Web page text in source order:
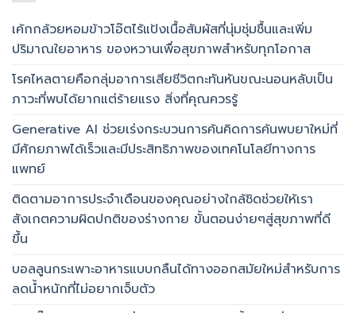
เค้กกล้วยหอมข้าวโอ๊ตไร้แป้งเนื้อสัมผัสที่นุ่มชุ่มชื้นและเพิ่ม
ปริมาณใยอาหาร ของหวานเพื่อสุขภาพสำหรับทุกโอกาส
โรคไหลตายคือกลุ่มอาการเสียชีวิตกะทันหันขณะนอนหลับเป็น
ภาวะที่พบได้ยากแต่ร้ายแรง สิ่งที่คุณควรรู้
Generative AI ช่วยเร่งกระบวนการค้นคิดการค้นพบยาใหม่ที่
มีศักยภาพได้เร็วและมีประสิทธิภาพของเทคโนโลยีทางการ
แพทย์
ติดตามอาการประจำเดือนของคุณอย่างใกล้ชิดช่วยให้เรา
สังเกตความผิดปกติของร่างกาย ขั้นตอนง่ายๆสู่สุขภาพที่ดี
ขึ้น
บอลลูนกระเพาะอาหารแบบกลืนได้ทางออกสมัยใหม่สำหรับการ
ลดน้ำหนักที่ไม่อยากเจ็บตัว